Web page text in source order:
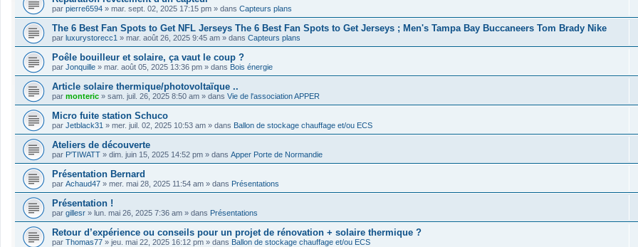
par pierre6594 » mar. sept. 02, 2025 17:15 pm » dans Capteurs plans
The 6 Best Fan Spots to Get NFL Jerseys The 6 Best Fan Spots to Get Jerseys ; Men's Tampa Bay Buccaneers Tom Brady Nike
par luxurystorecc1 » mar. août 26, 2025 9:45 am » dans Capteurs plans
Poêle bouilleur et solaire, ça vaut le coup ?
par Jonquille » mar. août 05, 2025 13:36 pm » dans Bois énergie
Article solaire thermique/photovoltaïque ..
par monteric » sam. juil. 26, 2025 8:50 am » dans Vie de l'association APPER
Micro fuite station Schuco
par Jetblack31 » mer. juil. 02, 2025 10:53 am » dans Ballon de stockage chauffage et/ou ECS
Ateliers de découverte
par P'TIWATT » dim. juin 15, 2025 14:52 pm » dans Apper Porte de Normandie
Présentation Bernard
par Achaud47 » mer. mai 28, 2025 11:54 am » dans Présentations
Présentation !
par gillesr » lun. mai 26, 2025 7:36 am » dans Présentations
Retour d’expérience ou conseils pour un projet de rénovation + solaire thermique ?
par Thomas77 » jeu. mai 22, 2025 16:12 pm » dans Ballon de stockage chauffage et/ou ECS